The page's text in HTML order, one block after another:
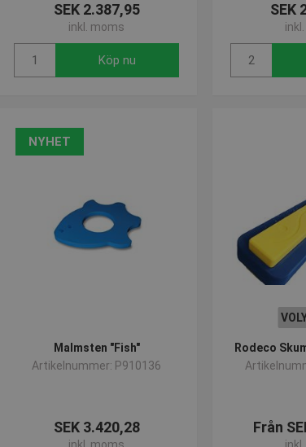
SEK 2.387,95
inkl. moms
Köp nu
SEK
NYHET
Malmsten "Fish"
Artikelnummer: P910136
SEK 3.420,28
Rodeco
Från